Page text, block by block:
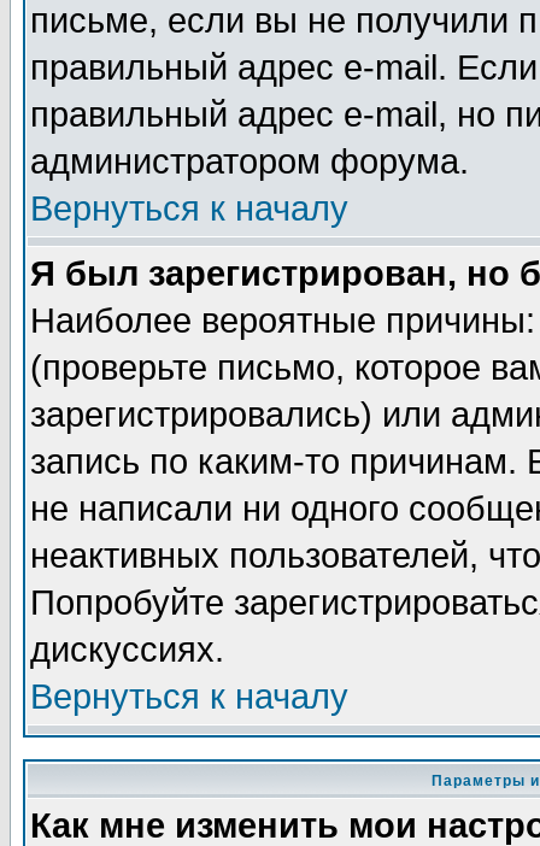
письме, если вы не получили
правильный адрес e-mail.
правильный адрес e-mail, но
администратором форума.
Вернуться к началу
Я был зарегистрирован, но
Наиболее вероятные
(проверьте письмо, которое
зарегистрировались) или
запись по каким-то
не написали ни одного
неактивных пользователей,
Попробуйте
дискуссиях.
Вернуться к началу
Параметры
Как мне изменить мои